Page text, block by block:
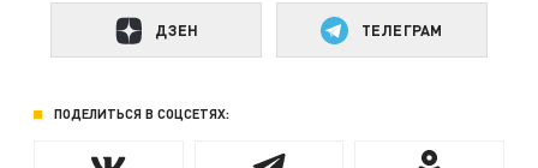
ДЗЕН ТЕЛЕГРАМ
ПОДЕЛИТЬСЯ В СОЦСЕТЯХ: